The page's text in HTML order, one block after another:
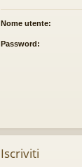
en
ti
Nome utente:
Password:
Iscriviti